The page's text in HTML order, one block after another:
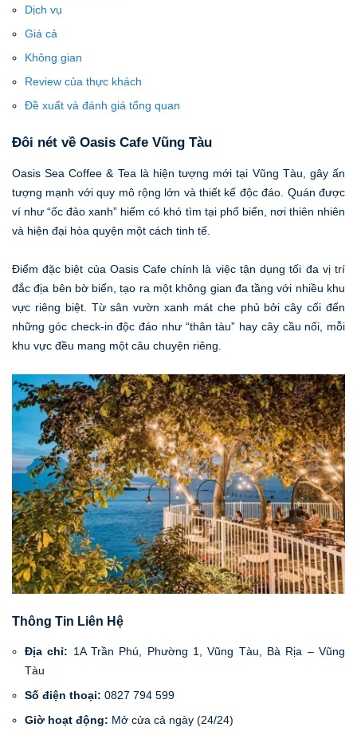
Dịch vụ
Giá cả
Không gian
Review của thực khách
Đề xuất và đánh giá tổng quan
Đôi nét về Oasis Cafe Vũng Tàu
Oasis Sea Coffee & Tea là hiện tượng mới tại Vũng Tàu, gây ấn
tượng mạnh với quy mô rộng lớn và thiết kế độc đáo. Quán được
ví như “ốc đảo xanh” hiếm có khó tìm tại phố biển, nơi thiên nhiên
và hiện đại hòa quyện một cách tinh tế.
Điểm đặc biệt của Oasis Cafe chính là việc tận dụng tối đa vị trí
đắc địa bên bờ biển, tạo ra một không gian đa tầng với nhiều khu
vực riêng biệt. Từ sân vườn xanh mát che phủ bởi cây cối đến
những góc check-in độc đáo như “thân tàu” hay cây cầu nối, mỗi
khu vực đều mang một câu chuyện riêng.
Thông Tin Liên Hệ
Địa chỉ: 1A Trần Phú, Phường 1, Vũng Tàu, Bà Rịa – Vũng
Tàu
Số điện thoại: 0827 794 599
Giờ hoạt động: Mở cửa cả ngày (24/24)